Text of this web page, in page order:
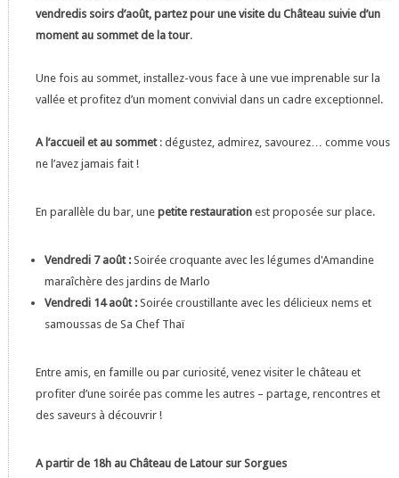
vendredis soirs d’août, partez pour une visite du Château suivie d’un
moment au sommet de la tour.
Une fois au sommet, installez-vous face à une vue imprenable sur la
vallée et profitez d’un moment convivial dans un cadre exceptionnel.
A l’accueil et au sommet : dégustez, admirez, savourez… comme vous
ne l’avez jamais fait !
En parallèle du bar, une petite restaurationest proposée sur place.
Vendredi 7 août : Soirée croquante avec les légumes d'Amandine
maraîchère des jardins de Marlo
Vendredi 14 août : Soirée croustillante avec les délicieux nems et
samoussas de Sa Chef Thaï
Entre amis, en famille ou par curiosité, venez visiter le château et
profiter d’une soirée pas comme les autres – partage, rencontres et
des saveurs à découvrir !
A partir de 18h au Château de Latour sur Sorgues